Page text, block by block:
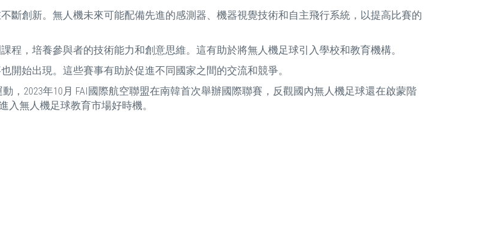
斷創新。無人機未來可能配備先進的感測器、機器視覺技術和自主飛行系統，以提高比賽的
程，培養參與者的技術能力和創意思維。這有助於將無人機足球引入學校和教育機構。
開始出現。這些賽事有助於促進不同國家之間的交流和競爭。
，2023年10月 FAI國際航空聯盟在南韓首次舉辦國際聯賽，反觀國內無人機足球還在啟蒙階
入無人機足球教育市場好時機。